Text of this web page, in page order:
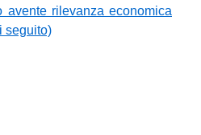
avente rilevanza economica
seguito)